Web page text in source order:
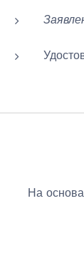
На